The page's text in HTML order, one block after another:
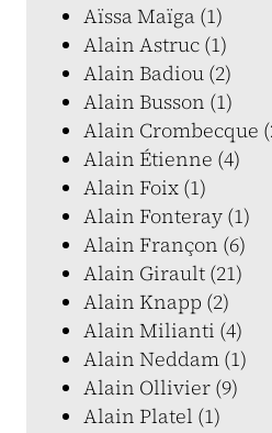
Aïssa Maïga (1)
Alain Astruc (1)
Alain Badiou (2)
Alain Busson (1)
Alain Crombecque
Alain Étienne (4)
Alain Foix (1)
Alain Fonteray (1)
Alain Françon (6)
Alain Girault (21)
Alain Knapp (2)
Alain Milianti (4)
Alain Neddam (1)
Alain Ollivier (9)
Alain Platel (1)